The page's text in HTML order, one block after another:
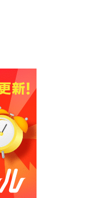
ホーム
プロフィール
お問い合わせ